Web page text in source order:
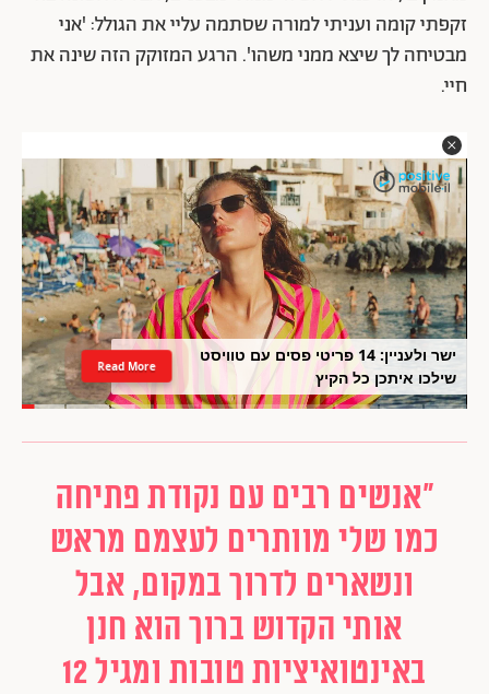
זקפתי קומה ועניתי למורה שסתמה עליי את הגולל: 'אני
מבטיחה לך שיצא ממני משהו'. הרגע המזוקק הזה שינה את
חיי.
ישר ולעניין: 14 פריטי פסים עם טוויסט
שילכו איתכן כל הקיץ
Read More
"אנשים רבים עם נקודת פתיחה
כמו שלי מוותרים לעצמם מראש
ונשארים לדרוך במקום, אבל
אותי הקדוש ברוך הוא חנן
באינטואיציות טובות ומגיל 12